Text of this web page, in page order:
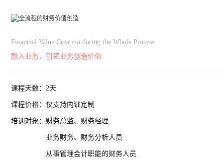
Financial Value Creation during the Whole Process
融入业务，引领业务创造价值
课程天数： 2天
课程价格： 仅支持内训定制
培训对象： 财务总监、财务经理
业务财务、财务分析人员
从事管理会计职能的财务人员